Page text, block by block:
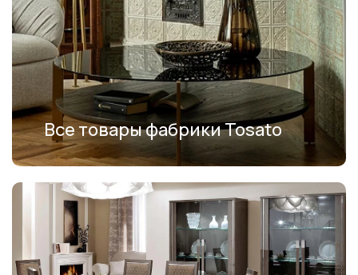
Все товары фабрики Tosato